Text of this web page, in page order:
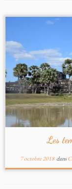
Les
7 octobre 2018dans